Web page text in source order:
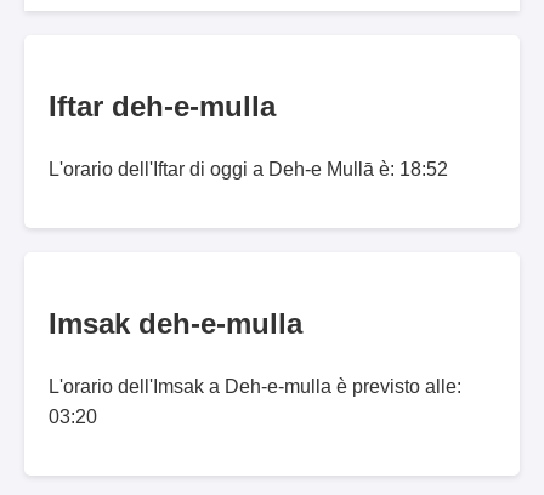
Iftar deh-e-mulla
L'orario dell'Iftar di oggi a Deh-e Mullā è: 18:52
Imsak deh-e-mulla
L'orario dell'Imsak a Deh-e-mulla è previsto alle:
03:20